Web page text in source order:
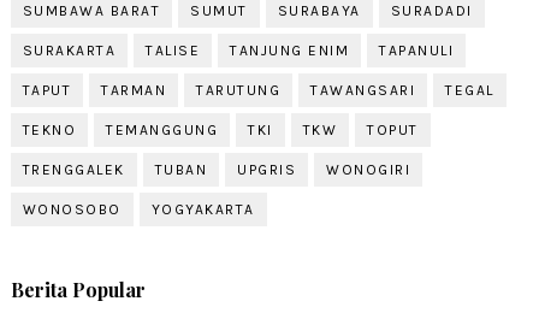
SUMBAWA BARAT SUMUT SURABAYA SURADADI
SURAKARTA TALISE TANJUNG ENIM TAPANULI
TAPUT TARMAN TARUTUNG TAWANGSARI TEGAL
TEKNO TEMANGGUNG TKI TKW TOPUT
TRENGGALEK TUBAN UPGRIS WONOGIRI
WONOSOBO YOGYAKARTA
Berita Popular